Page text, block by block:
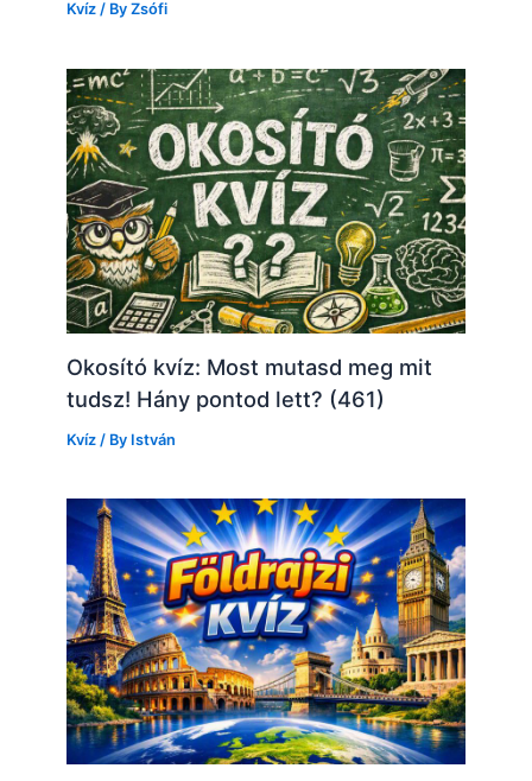
Kvíz / ByZsófi
Okosító kvíz: Most mutasd meg mit
tudsz! Hány pontod lett? (461)
Kvíz / By István